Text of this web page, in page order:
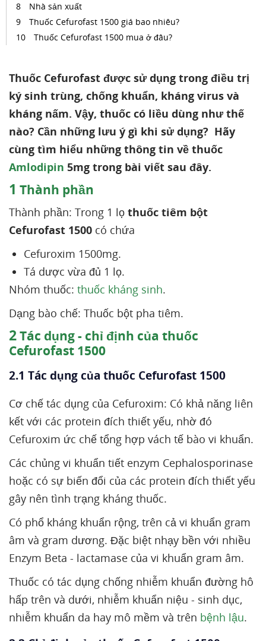
Nhà sản xuất
Thuốc Cefurofast 1500 giá bao nhiêu?
Thuốc Cefurofast 1500 mua ở đâu?
Thuốc Cefurofast được sử dụng trong điều trị
ký sinh trùng, chống khuẩn, kháng virus và
kháng nấm. Vậy, thuốc có liều dùng như thế
nào? Cần những lưu ý gì khi sử dụng? Hãy
cùng tìm hiểu những thông tin về thuốc
Amlodipin 5mg trong bài viết sau đây.
1 Thành phần
Thành phần: Trong 1 lọ thuốc tiêm bột
Cefurofast 1500 có chứa
Cefuroxim 1500mg.
Tá dược vừa đủ 1 lọ.
Nhóm thuốc: thuốc kháng sinh.
Dạng bào chế: Thuốc bột pha tiêm.
2Tác dụng - chỉ định của thuốc
Cefurofast 1500
2.1 Tác dụng của thuốc Cefurofast 1500
Cơ chế tác dụng của Cefuroxim: Có khả năng liên
kết với các protein đích thiết yếu, nhờ đó
Cefuroxim ức chế tổng hợp vách tế bào vi khuẩn.
Các chủng vi khuẩn tiết enzym Cephalosporinase
hoặc có sự biến đổi của các protein đích thiết yếu
gây nên tình trạng kháng thuốc.
Có phổ kháng khuẩn rộng, trên cả vi khuẩn gram
âm và gram dương. Đặc biệt nhạy bền với nhiều
Enzym Beta - lactamase của vi khuẩn gram âm.
Thuốc có tác dụng chống nhiễm khuẩn đường hô
hấp trên và dưới, nhiễm khuẩn niệu - sinh dục,
nhiễm khuẩn da hay mô mềm và trên bệnh lậu.